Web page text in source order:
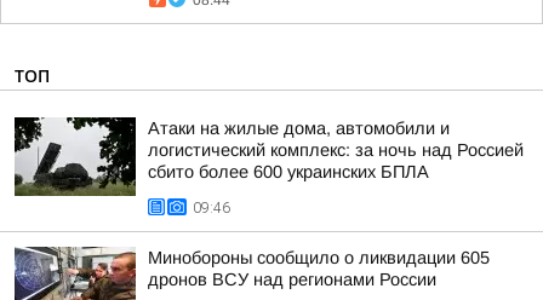
ТОП
Атаки на жилые дома, автомобили и
логистический комплекс: за ночь над Россией
сбито более 600 украинских БПЛА
09:46
Минобороны сообщило о ликвидации 605
дронов ВСУ над регионами России